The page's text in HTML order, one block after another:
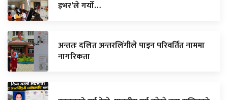
इभर’ले गर्यो…
अन्ततः दलित अन्तरलिंगीले पाइन परिवर्तित नाममा
नागरिकता